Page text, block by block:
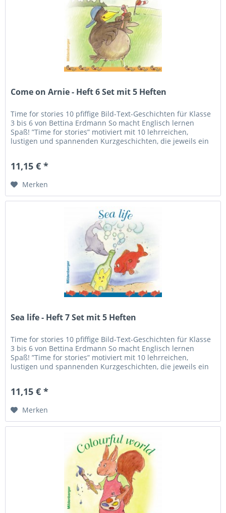
Come on Arnie - Heft 6 Set mit 5 Heften
Time for stories 10 pfiffige Bild-Text-Geschichten für Klasse
3 bis 6 von Bettina Erdmann So macht Englisch lernen
Spaß! ”Time for stories” motiviert mit 10 lehrreichen,
lustigen und spannenden Kurzgeschichten, die jeweils ein
11,15 € *
Merken
Sea life - Heft 7 Set mit 5 Heften
Time for stories 10 pfiffige Bild-Text-Geschichten für Klasse
3 bis 6 von Bettina Erdmann So macht Englisch lernen
Spaß! ”Time for stories” motiviert mit 10 lehrreichen,
lustigen und spannenden Kurzgeschichten, die jeweils ein
11,15 € *
Merken